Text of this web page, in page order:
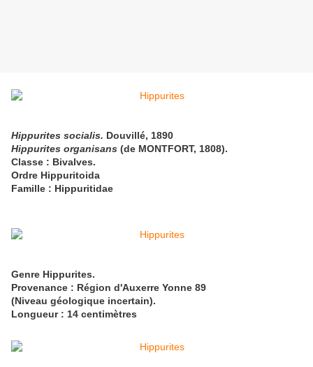
Hippurites socialis. Douvillé, 1890
Hippurites organisans (de MONTFORT, 1808).
Classe : Bivalves.
Ordre Hippuritoida
Famille : Hippuritidae
Genre Hippurites.
Provenance : Région d'Auxerre Yonne 89
(Niveau géologique incertain).
Longueur : 14 centimètres